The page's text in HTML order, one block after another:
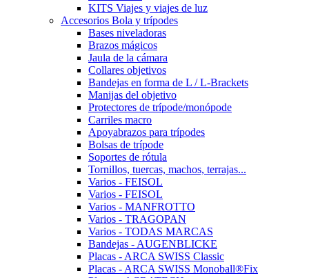
KITS Viajes y viajes de luz
Accesorios Bola y trípodes
Bases niveladoras
Brazos mágicos
Jaula de la cámara
Collares objetivos
Bandejas en forma de L / L-Brackets
Manijas del objetivo
Protectores de trípode/monópode
Carriles macro
Apoyabrazos para trípodes
Bolsas de trípode
Soportes de rótula
Tornillos, tuercas, machos, terrajas...
Varios - FEISOL
Varios - FEISOL
Varios - MANFROTTO
Varios - TRAGOPAN
Varios - TODAS MARCAS
Bandejas - AUGENBLICKE
Placas - ARCA SWISS Classic
Placas - ARCA SWISS Monoball®Fix